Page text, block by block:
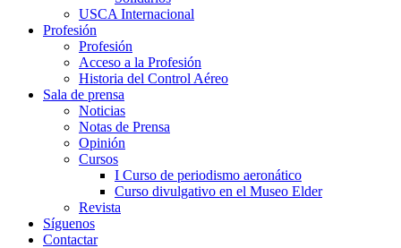
USCA Internacional
Profesión
Profesión
Acceso a la Profesión
Historia del Control Aéreo
Sala de prensa
Noticias
Notas de Prensa
Opinión
Cursos
I Curso de periodismo aeronático
Curso divulgativo en el Museo Elder
Revista
Síguenos
Contactar